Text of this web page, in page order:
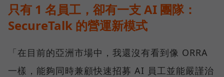
只有 1 名員工，卻有一支 AI 團隊：
SecureTalk 的營運新模式
「在目前的亞洲市場中，我還沒有看到像 ORRA
一樣，能夠同時兼顧快速招募 AI 員工並能嚴謹治